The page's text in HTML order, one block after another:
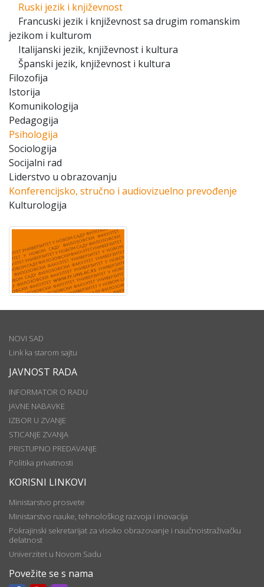
Ruski jezik i književnost
Francuski jezik i književnost sa drugim romanskim
jezikom i kulturom
Italijanski jezik, književnost i kultura
Španski jezik, književnost i kultura
Filozofija
Istorija
Komunikologija
Pedagogija
Psihologija
Sociologija
Socijalni rad
Liderstvo u obrazovanju
Konferencijsko, stručno i audiovizuelno prevođenje
Kulturologija
NOVI SAD
Link ka starom sajtu
JAVNOST RADA
INFORMATOR O RADU
JAVNE NABAVKE
IZBOR U ZVANJE
STICANJE ZVANJA
PRISTUPNO PREDAVANJE
Politika privatnosti
KORISNI LINKOVI
Ministarstvo prosvete
Ministarstvo nauke, tehnološkog razvoja i inovacija
Pokrajinski sekretarijat za visoko obrazovanje i naučnoistraživačku
delatnost
Univerzitet u Novom Sadu
Povežite se s nama